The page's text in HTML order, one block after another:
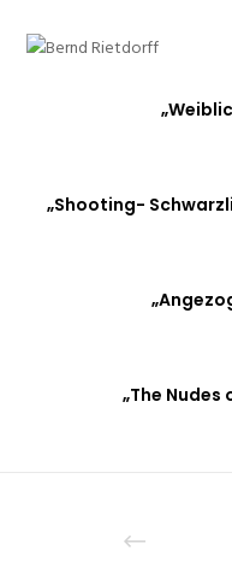
„Shooting-
„The